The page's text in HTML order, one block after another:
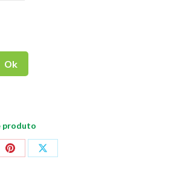
Ok
produto
CompartilharCompartilhar